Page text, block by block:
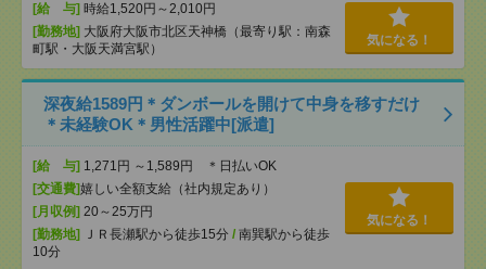
[給 与] 時給1,520円～2,010円
[勤務地] 大阪府大阪市北区天神橋（最寄り駅：南森
町駅・大阪天満宮駅）
気になる！
深夜給1589円＊ダンボールを開けて中身を移すだけ
＊未経験OK＊男性活躍中[派遣]
[給 与] 1,271円 ～1,589円 ＊日払いOK
[交通費]嬉しい全額支給（社内規定あり）
[月収例] 20～25万円
[勤務地]
ＪＲ長瀬駅から徒歩15分 / 南巽駅から徒歩
10分
気になる！